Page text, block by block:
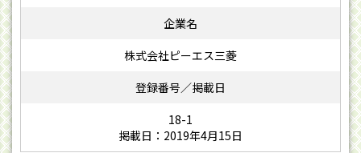
株式会社ピーエス三菱
18-1
掲載日：2019年4月15日